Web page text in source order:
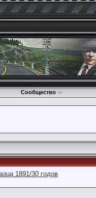
Сообщество
1891/30 годов